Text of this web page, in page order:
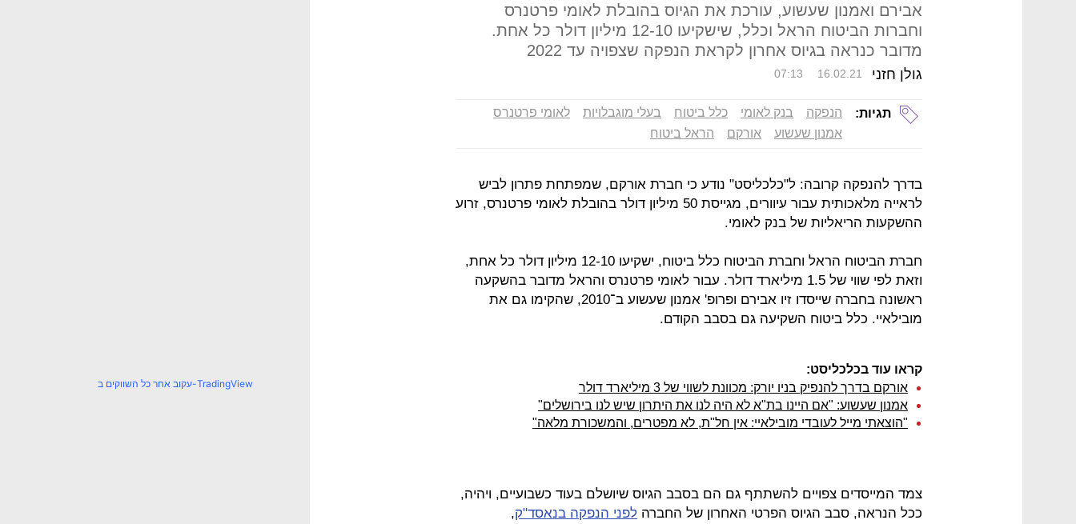
אבירם ואמנון שעשוע, עורכת את הגיוס בהובלת לאומי פרטנרס
וחברות הביטוח הראל וכלל, שישקיעו 12-10 מיליון דולר כל אחת.
מדובר כנראה בגיוס אחרון לקראת הנפקה שצפויה עד 2022
גולן חזני 07:13 16.02.21
תגיות: הנפקה בנק לאומי כלל ביטוח בעלי מוגבלויות
לאומי פרטנרס
אמנון שעשוע
אורקם הראל ביטוח
בדרך להנפקה קרובה: ל"כלכליסט" נודע כי חברת אורקם, שמפתחת פתרון לביש
לראייה מלאכותית עבור עיוורים, מגייסת 50 מיליון דולר בהובלת לאומי פרטנרס, זרוע
ההשקעות הריאליות של בנק לאומי.
חברת הביטוח הראל וחברת הביטוח כלל ביטוח, ישקיעו 12-10 מיליון דולר כל אחת,
וזאת לפי שווי של 1.5 מיליארד דולר. עבור לאומי פרטנרס והראל מדובר בהשקעה
ראשונה בחברה שייסדו זיו אבירם ופרופ' אמנון שעשוע ב־2010, שהקימו גם את
מובילאיי. כלל ביטוח השקיעה גם בסבב הקודם.
קראו עוד בכלכליסט:
אורקם בדרך להנפיק בניו יורק: מכוונת לשווי של 3 מיליארד דולר
אמנון שעשוע: "אם היינו בת"א לא היה לנו את היתרון שיש לנו בירושלים"
"הוצאתי מייל לעובדי מובילאיי: אין חל"ת, לא מפטרים, והמשכורת מלאה"
צמד המייסדים צפויים להשתתף גם הם בסבב הגיוס שיושלם בעוד כשבועיים, ויהיה,
ככל הנראה, סבב הגיוס הפרטי האחרון של החברה לפני הנפקה בנאסד"ק,
עקוב אחר כל השווקים ב-TradingView